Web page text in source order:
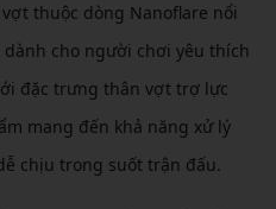
thuộc dòng Nanoflare nổi
cho người chơi yêu thích
đặc trưng thân vợt trợ lực
mang đến khả năng xử lý
chịu trong suốt trận đấu.